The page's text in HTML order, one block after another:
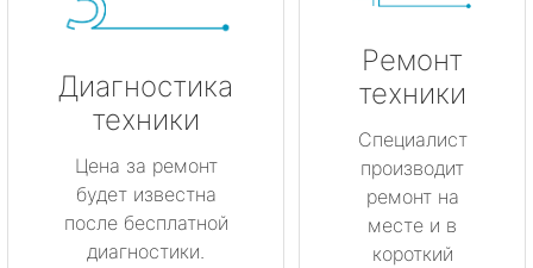
Диагностика
техники
Цена за ремонт
будет известна
после бесплатной
диагностики.
Ремонт
техники
Специалист
производит
ремонт на
месте и в
короткий